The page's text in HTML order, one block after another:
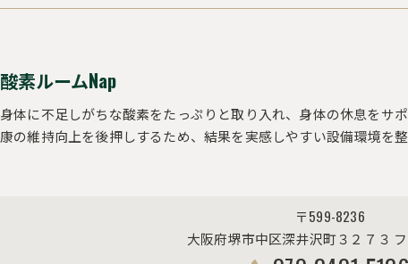
酸素ルームNap
身体に不足しがちな酸素をたっぷりと取り入れ、身体の休息をサ
康の維持向上を後押しするため、結果を実感しやすい設備環境を整
〒599-8236
大阪府堺市中区深井沢町３２７３